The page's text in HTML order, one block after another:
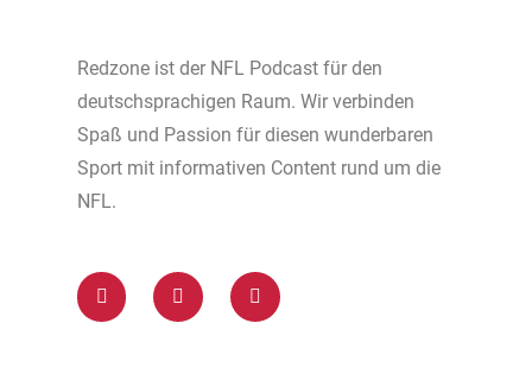
Redzone ist der NFL Podcast für den
deutschsprachigen Raum. Wir verbinden
Spaß und Passion für diesen wunderbaren
Sport mit informativen Content rund um die
NFL.